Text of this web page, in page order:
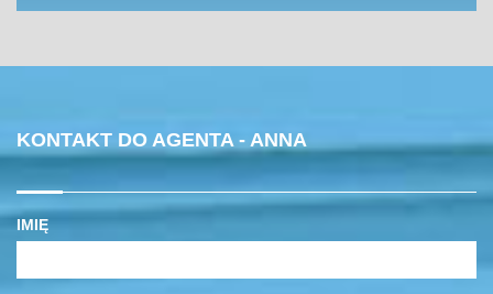
KONTAKT DO AGENTA - ANNA
IMIĘ